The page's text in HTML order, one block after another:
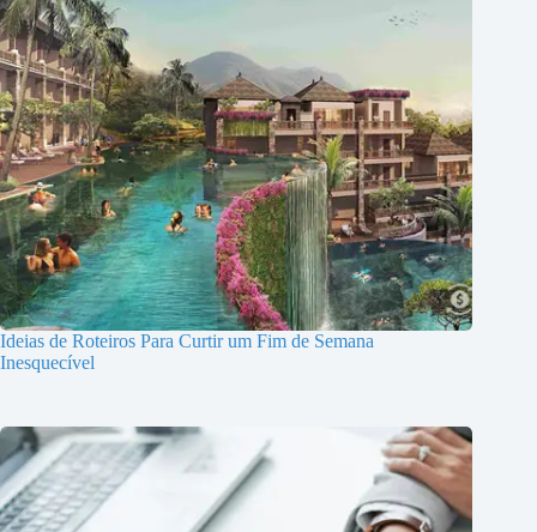
Ideias de Roteiros Para Curtir um Fim de Semana
Inesquecível